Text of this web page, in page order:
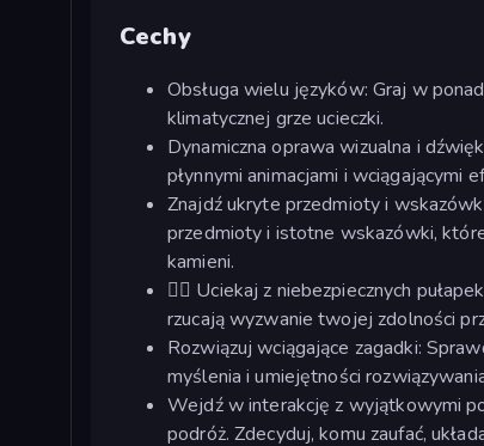
Cechy
Obsługa wielu języków: Graj w
klimatycznej grze ucieczki.
Dynamiczna oprawa wizualna i
płynnymi animacjami i wciągającymi
Znajdź ukryte przedmioty i
przedmioty i istotne wskazówki,
kamieni.
🏃‍♀️ Uciekaj z niebezpiecznych
rzucają wyzwanie twojej zdolności
Rozwiązuj wciągające zagadki:
myślenia i umiejętności
Wejdź w interakcję z wyjątkowymi
podróż. Zdecyduj, komu zaufać,